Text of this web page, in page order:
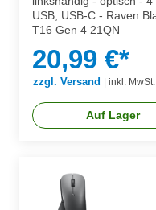
USB, USB-C - Raven
T16 Gen 4 21QN
20,99 €*
zzgl. Versand | inkl. MwSt.
Auf Lager